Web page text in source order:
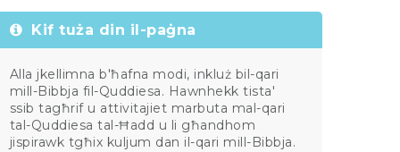
Kif tuża din il-paġna
Alla jkellimna b'ħafna modi, inkluż bil-qari
mill-Bibbja fil-Quddiesa. Hawnhekk tista'
ssib tagħrif u attivitajiet marbuta mal-qari
tal-Quddiesa tal-Ħadd u li għandhom
jispirawk tgħix kuljum dan il-qari mill-Bibbja.